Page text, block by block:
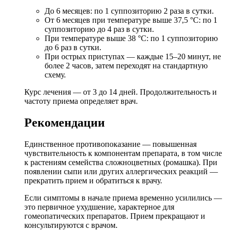
До 6 месяцев: по 1 суппозиторию 2 раза в сутки.
От 6 месяцев при температуре выше 37,5 °C: по 1
суппозиторию до 4 раз в сутки.
При температуре выше 38 °C: по 1 суппозиторию
до 6 раз в сутки.
При острых приступах — каждые 15–20 минут, не
более 2 часов, затем переходят на стандартную
схему.
Курс лечения — от 3 до 14 дней. Продолжительность и
частоту приема определяет врач.
Рекомендации
Единственное противопоказание — повышенная
чувствительность к компонентам препарата, в том числе
к растениям семейства сложноцветных (ромашка). При
появлении сыпи или других аллергических реакций —
прекратить прием и обратиться к врачу.
Если симптомы в начале приема временно усилились —
это первичное ухудшение, характерное для
гомеопатических препаратов. Прием прекращают и
консультируются с врачом.